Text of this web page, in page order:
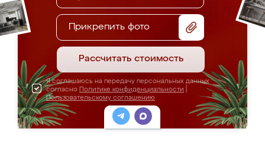
Прикрепить фото
Рассчитать стоимость
Я соглашаюсь на передачу персональных данных
согласно Политике конфиденциальности
Пользовательскому соглашению